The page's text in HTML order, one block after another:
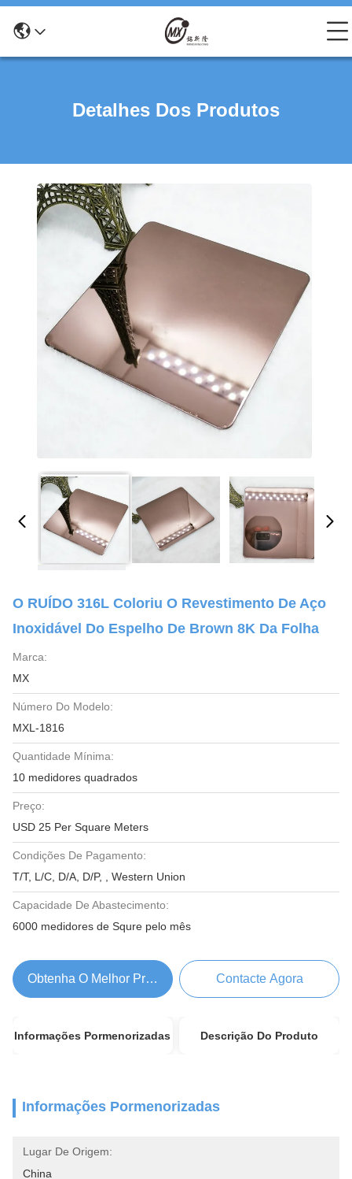
Detalhes Dos Produtos
O RUÍDO 316L Coloriu O Revestimento De Aço
Inoxidável Do Espelho De Brown 8K Da Folha
Marca:
MX
Número Do Modelo:
MXL-1816
Quantidade Mínima:
10 medidores quadrados
Preço:
USD 25 Per Square Meters
Condições De Pagamento:
T/T, L/C, D/A, D/P, , Western Union
Capacidade De Abastecimento:
6000 medidores de Squre pelo mês
Obtenha O Melhor Preço Contacte Agora
Informações Pormenorizadas Descrição Do Produto
Informações Pormenorizadas
Lugar De Origem:
China